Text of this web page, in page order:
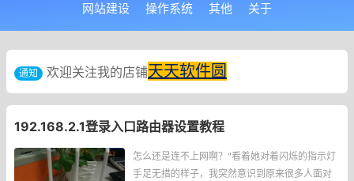
网站建设
操作系统 其他 关于
通知 欢迎关注我的店铺天天软件圆
192.168.2.1登录入口路由器设置教程
怎么还是连不上网啊？"看着她对着闪烁的指示灯
手足无措的样子，我突然意识到原来很多人面对